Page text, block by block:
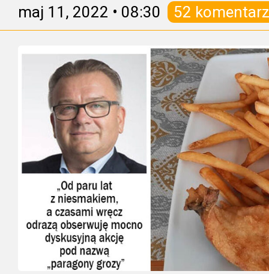
maj 11, 2022 • 08:30 52